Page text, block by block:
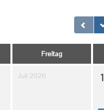
Freitag
Juli 2026 1